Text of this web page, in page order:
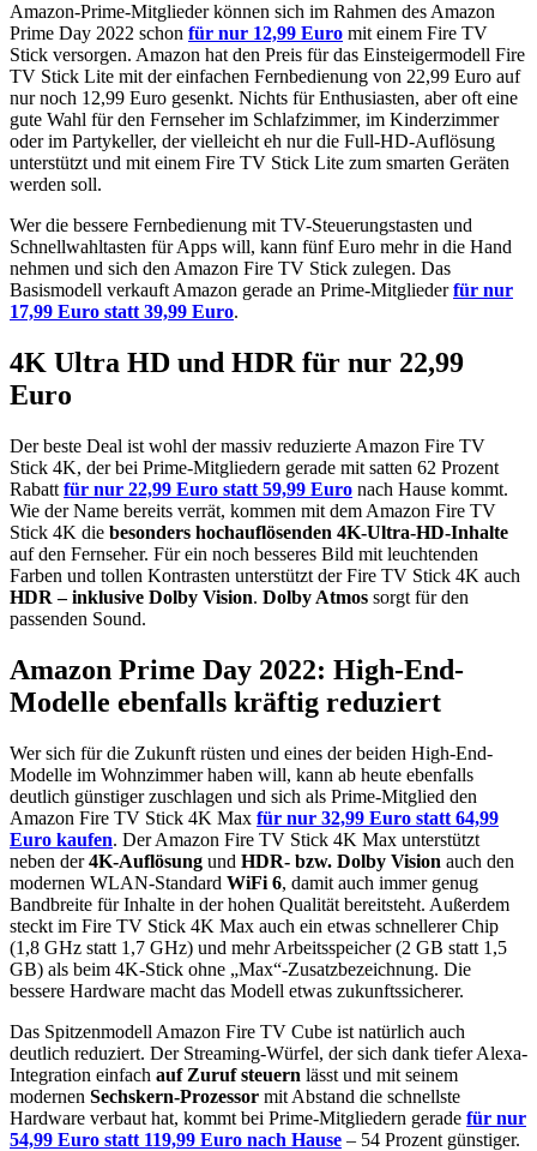
Amazon-Prime-Mitglieder können sich im Rahmen des Amazon
Prime Day 2022 schon für nur 12,99 Euro mit einem Fire TV
Stick versorgen. Amazon hat den Preis für das Einsteigermodell Fire
TV Stick Lite mit der einfachen Fernbedienung von 22,99 Euro auf
nur noch 12,99 Euro gesenkt. Nichts für Enthusiasten, aber oft eine
gute Wahl für den Fernseher im Schlafzimmer, im Kinderzimmer
oder im Partykeller, der vielleicht eh nur die Full-HD-Auflösung
unterstützt und mit einem Fire TV Stick Lite zum smarten Geräten
werden soll.
Wer die bessere Fernbedienung mit TV-Steuerungstasten und
Schnellwahltasten für Apps will, kann fünf Euro mehr in die Hand
nehmen und sich den Amazon Fire TV Stick zulegen. Das
Basismodell verkauft Amazon gerade an Prime-Mitgliederfür nur
17,99 Euro statt 39,99 Euro.
4K Ultra HD und HDR für nur 22,99
Euro
Der beste Deal ist wohl der massiv reduzierte Amazon Fire TV
Stick 4K, der bei Prime-Mitgliedern gerade mit satten 62 Prozent
Rabatt für nur 22,99 Euro statt 59,99 Euro nach Hause kommt.
Wie der Name bereits verrät, kommen mit dem Amazon Fire TV
Stick 4K die besonders hochauflösenden 4K-Ultra-HD-Inhalte
auf den Fernseher. Für ein noch besseres Bild mit leuchtenden
Farben und tollen Kontrasten unterstützt der Fire TV Stick 4K auch
HDR – inklusive Dolby Vision. Dolby Atmos sorgt für den
passenden Sound.
Amazon Prime Day 2022: High-End-
Modelle ebenfalls kräftig reduziert
Wer sich für die Zukunft rüsten und eines der beiden High-End-
Modelle im Wohnzimmer haben will, kann ab heute ebenfalls
deutlich günstiger zuschlagen und sich als Prime-Mitglied den
Amazon Fire TV Stick 4K Max für nur 32,99 Euro statt 64,99
Euro kaufen. Der Amazon Fire TV Stick 4K Max unterstützt
neben der4K-Auflösung und HDR- bzw. Dolby Vision auch den
modernen WLAN-Standard WiFi 6, damit auch immer genug
Bandbreite für Inhalte in der hohen Qualität bereitsteht. Außerdem
steckt im Fire TV Stick 4K Max auch ein etwas schnellerer Chip
(1,8 GHz statt 1,7 GHz) und mehr Arbeitsspeicher (2 GB statt 1,5
GB) als beim 4K-Stick ohne „Max“-Zusatzbezeichnung. Die
bessere Hardware macht das Modell etwas zukunftssicherer.
Das Spitzenmodell Amazon Fire TV Cube ist natürlich auch
deutlich reduziert. Der Streaming-Würfel, der sich dank tiefer Alexa-
Integration einfach auf Zuruf steuern lässt und mit seinem
modernen Sechskern-Prozessor mit Abstand die schnellste
Hardware verbaut hat, kommt bei Prime-Mitgliedern gerade für nur
54,99 Euro statt 119,99 Euro nach Hause – 54 Prozent günstiger.